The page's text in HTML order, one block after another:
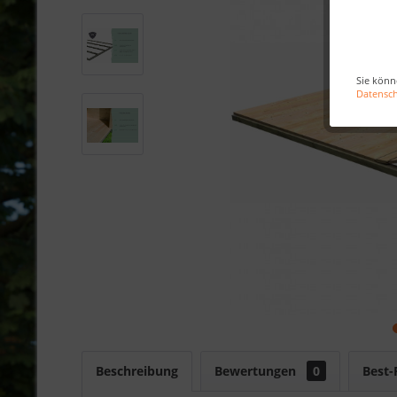
Sie
Beschreibung Bewertungen 0